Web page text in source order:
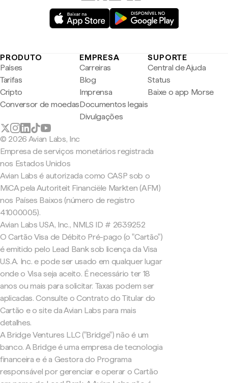
PRODUTO
Países
Tarifas
Cripto
Conversor de moedas
EMPRESA
Carreiras
Blog
Imprensa
Documentos legais
Divulgações
SUPORTE
Central de Ajuda
Status
Baixe o app Morse
© 2026 Avian Labs, Inc
Empresa de serviços monetários registrada
nos Estados Unidos
Avian Labs é autorizada como CASP sob o
MiCA pela Autoriteit Financiële Markten (AFM)
nos Países Baixos (número de registro
41000005).
Avian Labs USA, Inc., NMLS ID # 2639252
O Cartão Visa de Débito Pré-pago (o "Cartão")
é emitido pelo Lead Bank sob licença da Visa
U.S.A. Inc. e pode ser usado em qualquer lugar
onde o Visa seja aceito. É necessário ter 18
anos ou mais para solicitar. Taxas podem ser
aplicadas. Consulte o Contrato do Titular do
Cartão e o site da Avian Labs para mais
detalhes.
A Bridge Ventures LLC ("Bridge") não é um
banco. A Bridge é uma empresa de tecnologia
financeira e é a Gestora do Programa
responsável por gerenciar e operar o Cartão